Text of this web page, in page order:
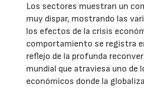
Los sectores muestran un
muy dispar, mostrando las
los efectos de la crisis
comportamiento se registra
reflejo de la profunda
mundial que atraviesa uno de
económicos donde la